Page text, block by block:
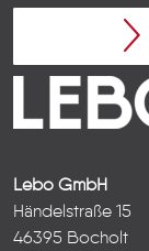
Lebo GmbH
Händelstraße 15
46395 Bocholt